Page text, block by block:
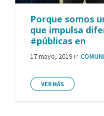
Porque somos
que impulsa
#públicas en
17 mayo, 2019 in
VER MÁS